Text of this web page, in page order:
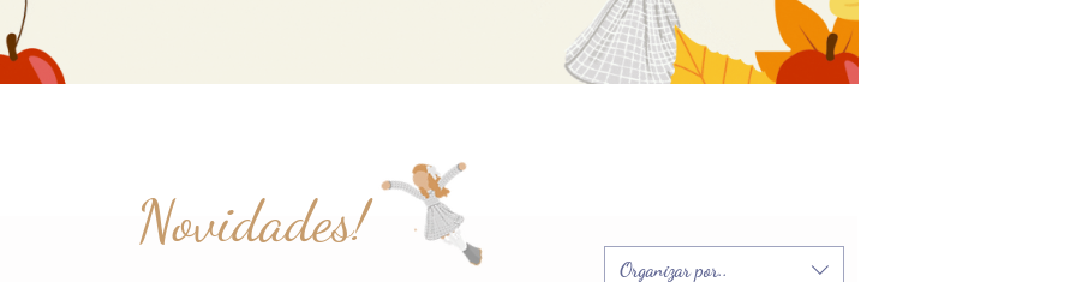
Organizar por..
Novidades!